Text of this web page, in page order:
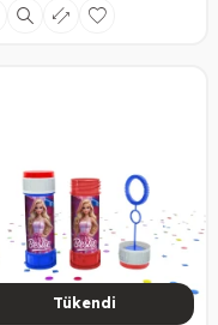
Tükendi